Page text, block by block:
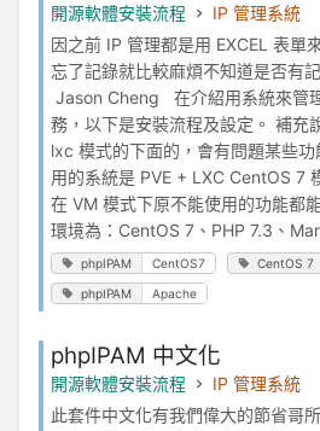
開源軟體安裝流程
IP 管理系統
因之前 IP 管理都是用 EXCEL 表單
忘了記錄就比較麻煩不知道是否有
Jason Cheng 在介紹用系統來管
務，以下是安裝流程及設定。 補充
lxc 模式的下面的，會有問題某些
用的系統是 PVE + LXC CentOS 7
在 VM 模式下原不能使用的功能都
環境為：CentOS 7、PHP 7.3、
phpIPAM CentOS7 CentOS 7
phpIPAM Apache
phpIPAM 中文化
開源軟體安裝流程
IP 管理系統
此套件中文化有我們偉大的節省哥